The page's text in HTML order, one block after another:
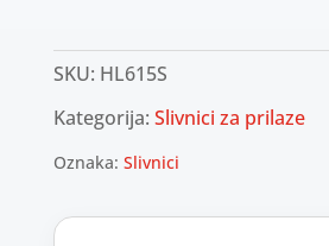
SKU: HL615S
Kategorija: Slivnici za prilaze
Oznaka: Slivnici